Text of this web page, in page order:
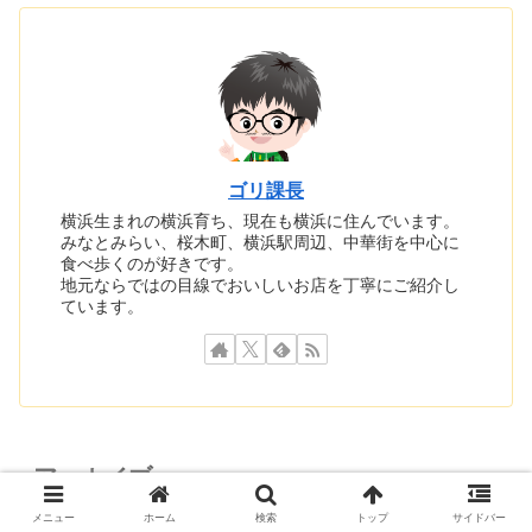
ゴリ課長
横浜生まれの横浜育ち、現在も横浜に住んでいます。
みなとみらい、桜木町、横浜駅周辺、中華街を中心に
食べ歩くのが好きです。
地元ならではの目線でおいしいお店を丁寧にご紹介し
ています。
アーカイブ
メニュー ホーム 検索 トップ サイドバー